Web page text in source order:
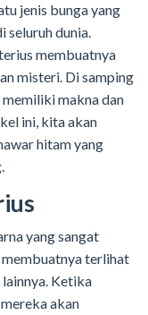
jenis bunga yang
seluruh dunia.
membuatnya
misteri. Di samping
makna dan
ini, kita akan
hitam yang
yang sangat
terlihat
Ketika
akan